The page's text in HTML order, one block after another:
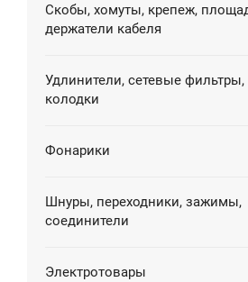
Скобы, хомуты, крепеж,
держатели кабеля
Удлинители, сетевые фильтры,
колодки
Фонарики
Шнуры, переходники, зажимы,
соединители
Электротовары